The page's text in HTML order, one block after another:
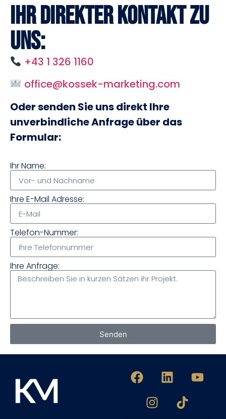
Ihr direkter Kontakt zu
uns:
+43 1 326 1160
office@kossek-marketing.com
Oder senden Sie uns direkt Ihre
unverbindliche Anfrage über das
Formular:
Ihr Name:
Ihre E-Mail Adresse:
Telefon-Nummer:
Ihre Anfrage:
Senden